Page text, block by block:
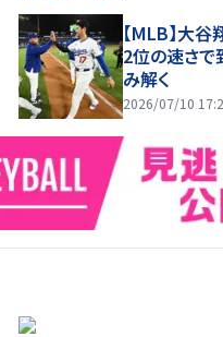
【MLB】大
2位の速さ
み解く
2026/07/10